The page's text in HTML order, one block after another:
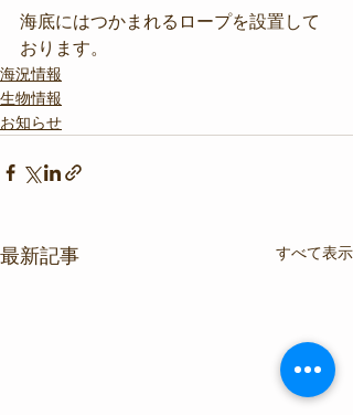
海底にはつかまれるロープを設置して
おります。
海況情報
生物情報
お知らせ
最新記事 すべて表示